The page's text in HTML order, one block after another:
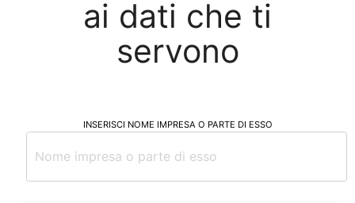
ai dati che ti
servono
INSERISCI NOME IMPRESA O PARTE DI ESSO